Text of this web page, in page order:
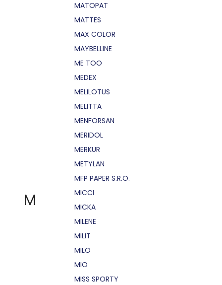
M
MATOPAT
MATTES
MAX COLOR
MAYBELLINE
ME TOO
MEDEX
MELILOTUS
MELITTA
MENFORSAN
MERIDOL
MERKUR
METYLAN
MFP PAPER S.R.O.
MICCI
MICKA
MILENE
MILIT
MILO
MIO
MISS SPORTY